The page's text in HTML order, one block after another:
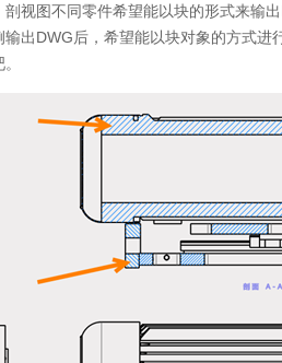
视图不同零件希望能以块的形式来输
出DWG后，希望能以块对象的方式进